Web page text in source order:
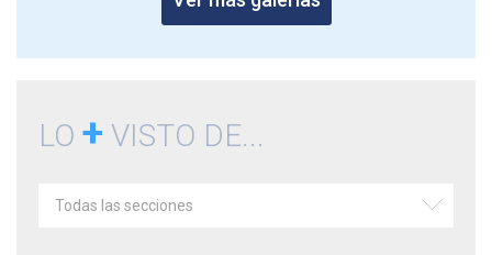
LO + VISTO DE...
Todas las secciones